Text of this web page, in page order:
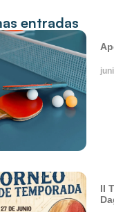
entradas
II